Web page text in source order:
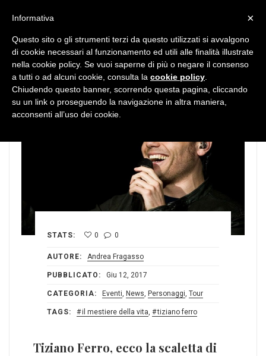
STATS: 0 0
AUTORE: Andrea Fragasso
PUBBLICATO: Giu 12, 2017
CATEGORIA: Eventi News Personaggi Tour
TAGS: il mestiere della vita tiziano ferro
Tiziano Ferro, ecco la scaletta di
×
Informativa
Questo sito o gli strumenti terzi da questo utilizzati si avvalgono
di cookie necessari al funzionamento ed utili alle finalità illustrate
nella cookie policy. Se vuoi saperne di più o negare il consenso
a tutti o ad alcuni cookie, consulta la cookie policy
Chiudendo questo banner, scorrendo questa pagina, cliccando
su un link o proseguendo la navigazione in altra maniera,
acconsenti all’uso dei cookie.